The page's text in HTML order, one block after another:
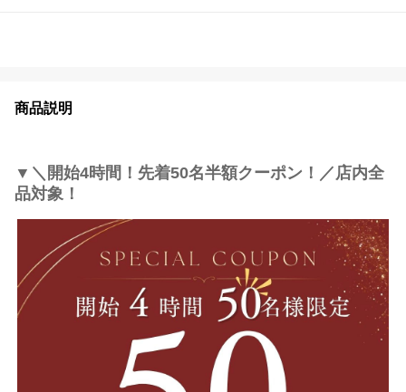
商品説明
▼＼開始4時間！先着50名半額クーポン！／店内全
品対象！